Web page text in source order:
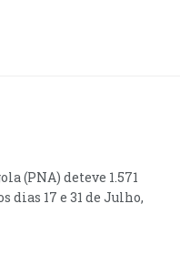
(PNA) deteve 1.571
17 e 31 de Julho,